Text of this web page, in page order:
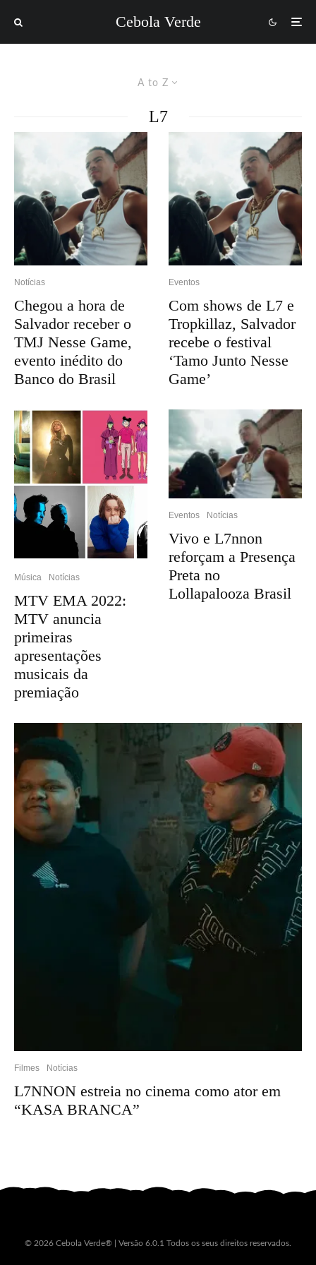
Cebola Verde
A to Z
L7
Notícias
Chegou a hora de
Salvador receber o
TMJ Nesse Game,
evento inédito do
Banco do Brasil
Música Notícias
MTV EMA 2022:
MTV anuncia
primeiras
apresentações
musicais da
premiação
Eventos
Com shows de L7 e
Tropkillaz, Salvador
recebe o festival
‘Tamo Junto Nesse
Game’
Eventos Notícias
Vivo e L7nnon
reforçam a Presença
Preta no
Lollapalooza Brasil
Filmes Notícias
L7NNON estreia no cinema como ator em
“KASA BRANCA”
© 2026 Cebola Verde® | Versão 6.0.1 Todos os seus direitos reservados.